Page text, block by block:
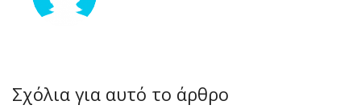
Σχόλια για αυτό το άρθρο